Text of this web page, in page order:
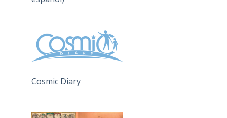
Cosmic Diary